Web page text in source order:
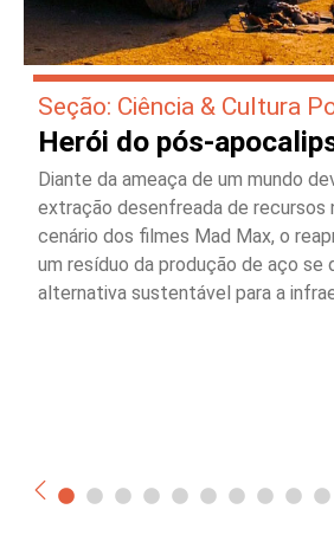
Seção: Ciência & Cultura
Herói do pós-
Diante da ameaça de um mundo
extração desenfreada de recursos
cenário dos filmes Mad Max, o
um resíduo da produção de aço se
alternativa sustentável para a